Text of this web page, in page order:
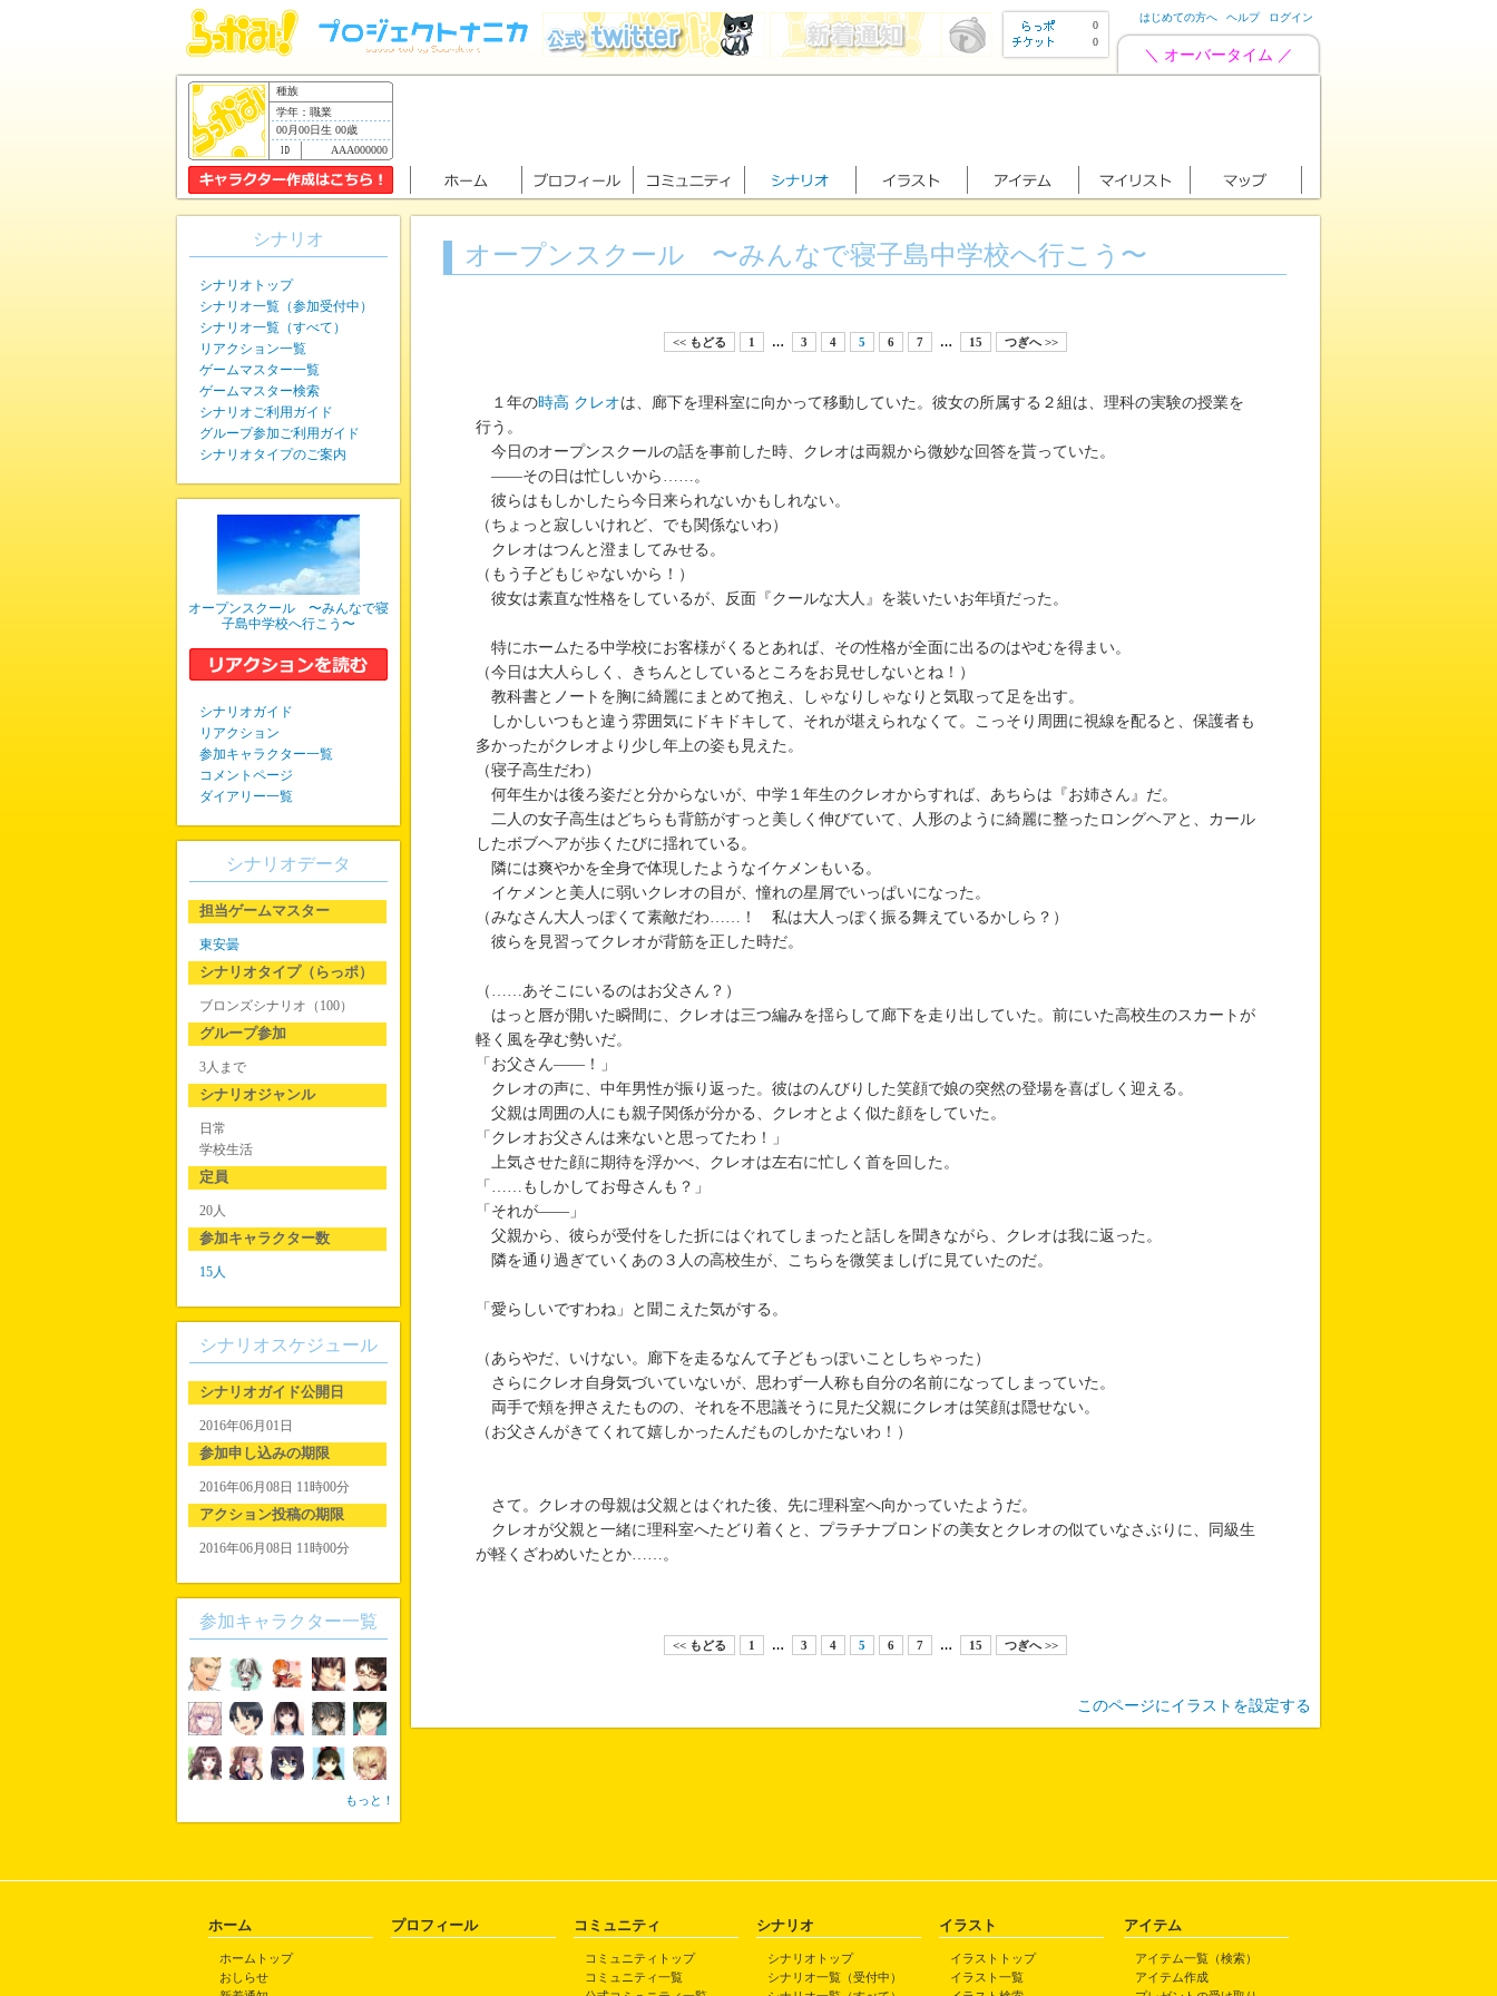
0
0
はじめての方へ ヘルプ ログイン
＼ オーバータイム ／
種族
学年：職業
00月00日生 00歳
AAA000000
オープンスクール 〜みんなで寝子島中学校へ行こう〜
<< もどる 1 … 3 4 5 6 7 … 15 つぎへ >>
１年の時高 クレオは、廊下を理科室に向かって移動していた。彼女の所属する２組は、理科の実験の授業を
行う。
今日のオープンスクールの話を事前した時、クレオは両親から微妙な回答を貰っていた。
——その日は忙しいから……。
彼らはもしかしたら今日来られないかもしれない。
（ちょっと寂しいけれど、でも関係ないわ）
クレオはつんと澄ましてみせる。
（もう子どもじゃないから！）
彼女は素直な性格をしているが、反面『クールな大人』を装いたいお年頃だった。
特にホームたる中学校にお客様がくるとあれば、その性格が全面に出るのはやむを得まい。
（今日は大人らしく、きちんとしているところをお見せしないとね！）
教科書とノートを胸に綺麗にまとめて抱え、しゃなりしゃなりと気取って足を出す。
しかしいつもと違う雰囲気にドキドキして、それが堪えられなくて。こっそり周囲に視線を配ると、保護者も
多かったがクレオより少し年上の姿も見えた。
（寝子高生だわ）
何年生かは後ろ姿だと分からないが、中学１年生のクレオからすれば、あちらは『お姉さん』だ。
二人の女子高生はどちらも背筋がすっと美しく伸びていて、人形のように綺麗に整ったロングヘアと、カール
したボブヘアが歩くたびに揺れている。
隣には爽やかを全身で体現したようなイケメンもいる。
イケメンと美人に弱いクレオの目が、憧れの星屑でいっぱいになった。
（みなさん大人っぽくて素敵だわ……！ 私は大人っぽく振る舞えているかしら？）
彼らを見習ってクレオが背筋を正した時だ。
（……あそこにいるのはお父さん？）
はっと唇が開いた瞬間に、クレオは三つ編みを揺らして廊下を走り出していた。前にいた高校生のスカートが
軽く風を孕む勢いだ。
「お父さん——！」
クレオの声に、中年男性が振り返った。彼はのんびりした笑顔で娘の突然の登場を喜ばしく迎える。
父親は周囲の人にも親子関係が分かる、クレオとよく似た顔をしていた。
「クレオお父さんは来ないと思ってたわ！」
上気させた顔に期待を浮かべ、クレオは左右に忙しく首を回した。
「……もしかしてお母さんも？」
「それが——」
父親から、彼らが受付をした折にはぐれてしまったと話しを聞きながら、クレオは我に返った。
隣を通り過ぎていくあの３人の高校生が、こちらを微笑ましげに見ていたのだ。
「愛らしいですわね」と聞こえた気がする。
（あらやだ、いけない。廊下を走るなんて子どもっぽいことしちゃった）
さらにクレオ自身気づいていないが、思わず一人称も自分の名前になってしまっていた。
両手で頬を押さえたものの、それを不思議そうに見た父親にクレオは笑顔は隠せない。
（お父さんがきてくれて嬉しかったんだものしかたないわ！）
さて。クレオの母親は父親とはぐれた後、先に理科室へ向かっていたようだ。
クレオが父親と一緒に理科室へたどり着くと、プラチナブロンドの美女とクレオの似ていなさぶりに、同級生
が軽くざわめいたとか……。
<< もどる 1 … 3 4 5 6 7 … 15 つぎへ >>
このページにイラストを設定する
シナリオ
シナリオトップ
シナリオ一覧（参加受付中）
シナリオ一覧（すべて）
リアクション一覧
ゲームマスター一覧
ゲームマスター検索
シナリオご利用ガイド
グループ参加ご利用ガイド
シナリオタイプのご案内
オープンスクール 〜みんなで寝
子島中学校へ行こう〜
シナリオガイド
リアクション
参加キャラクター一覧
コメントページ
ダイアリー一覧
シナリオデータ
担当ゲームマスター
東安曇
シナリオタイプ（らっポ）
ブロンズシナリオ（100）
グループ参加
3人まで
シナリオジャンル
日常
学校生活
定員
20人
参加キャラクター数
15人
シナリオスケジュール
シナリオガイド公開日
2016年06月01日
参加申し込みの期限
2016年06月08日 11時00分
アクション投稿の期限
2016年06月08日 11時00分
参加キャラクター一覧
もっと！
ホーム
ホームトップ
おしらせ
プロフィール コミュニティ
コミュニティトップ
コミュニティ一覧
シナリオ
シナリオトップ
シナリオ一覧（受付中）
イラスト
イラストトップ
イラスト一覧
アイテム
アイテム一覧（検索）
アイテム作成